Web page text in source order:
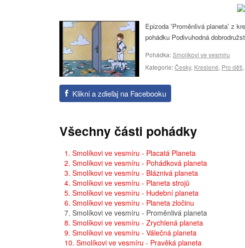
Epizoda 'Proměnlivá planeta' z
pohádku Podivuhodná
Pohádka:Smolíkovi ve vesmíru
Kategorie:Česky, Kreslené, Pro děti,
Klikni a zdieľaj na Facebooku
Všechny části pohádky
1. Smolíkovi ve vesmíru - Placatá Planeta
2. Smolíkovi ve vesmíru - Pohádková planeta
3. Smolíkovi ve vesmíru - Bláznivá planeta
4. Smolíkovi ve vesmíru - Planeta strojů
5. Smolíkovi ve vesmíru - Hudební planeta
6. Smolíkovi ve vesmíru - Planeta zločinu
7. Smolíkovi ve vesmíru - Proměnlivá planeta
8. Smolíkovi ve vesmíru - Zrychlená planeta
9. Smolíkovi ve vesmíru - Válečná planeta
10. Smolíkovi ve vesmíru - Pravěká planeta